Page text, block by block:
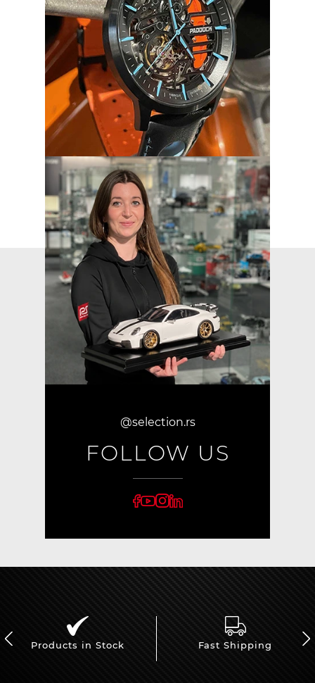
@selection.rs
FOLLOW US
Products in Stock Fast Shipping